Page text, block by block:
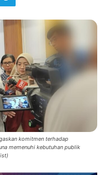
komitmen terhadap
memenuhi kebutuhan publik